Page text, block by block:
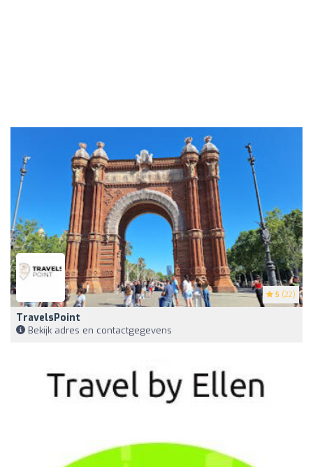
5 (22)
TravelsPoint
Bekijk adres en contactgegevens